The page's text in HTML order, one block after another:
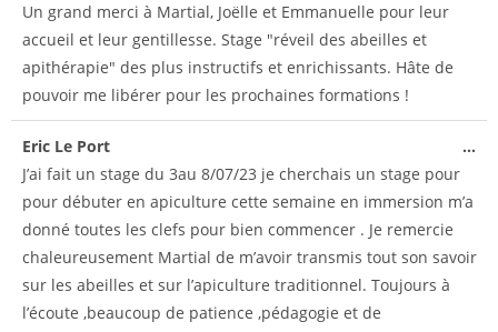
Un grand merci à Martial, Joëlle et Emmanuelle pour leur
accueil et leur gentillesse. Stage "réveil des abeilles et
apithérapie" des plus instructifs et enrichissants. Hâte de
pouvoir me libérer pour les prochaines formations !
Eric Le Port
J’ai fait un stage du 3au 8/07/23 je cherchais un stage pour
pour débuter en apiculture cette semaine en immersion m’a
donné toutes les clefs pour bien commencer . Je remercie
chaleureusement Martial de m’avoir transmis tout son savoir
sur les abeilles et sur l’apiculture traditionnel. Toujours à
l’écoute ,beaucoup de patience ,pédagogie et de
...